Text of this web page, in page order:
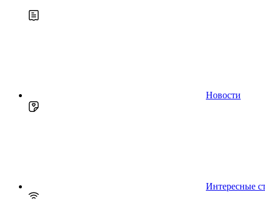
Новости
Интересные